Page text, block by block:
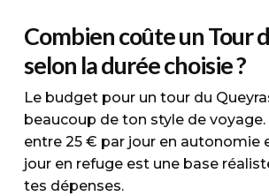
Combien coûte un Tour
selon la durée choisie ?
Le budget pour un tour du
beaucoup de ton style de
entre 25 € par jour en autonomie
jour en refuge est une base
tes dépenses.